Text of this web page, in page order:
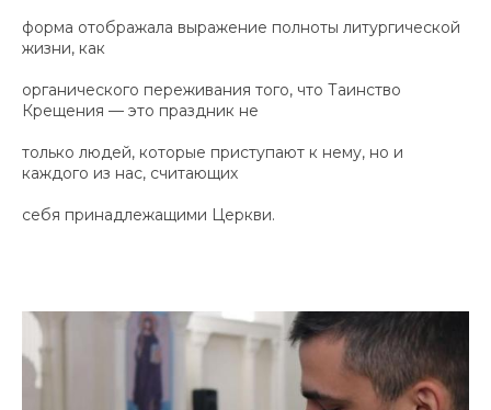
форма отображала выражение полноты литургической
жизни, как
органического переживания того, что Таинство
Крещения — это праздник не
только людей, которые приступают к нему, но и
каждого из нас, считающих
себя принадлежащими Церкви.